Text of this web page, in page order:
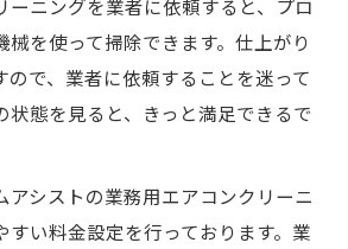
ーニングを業者に依頼すると、プロ
械を使って掃除できます。仕上がり
ので、業者に依頼することを迷って
状態を見ると、きっと満足できるで
アシストの業務用エアコンクリーニ
すい料金設定を行っております。業